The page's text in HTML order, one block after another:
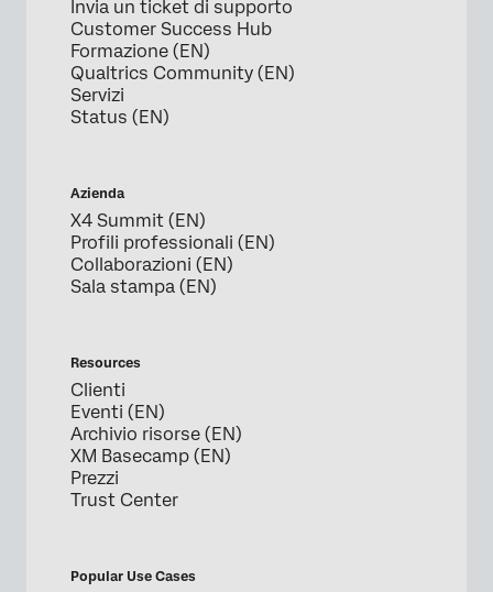
Invia un ticket di supporto
Customer Success Hub
Formazione (EN)
Qualtrics Community (EN)
Servizi
Status (EN)
Azienda
X4 Summit (EN)
Profili professionali (EN)
Collaborazioni (EN)
Sala stampa (EN)
Resources
Clienti
Eventi (EN)
Archivio risorse (EN)
XM Basecamp (EN)
Prezzi
Trust Center
Popular Use Cases